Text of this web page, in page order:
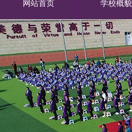
网站首页 学校概貌
-->